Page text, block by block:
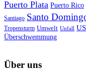
Puerto Plata Puerto Rico
Santiago Santo
Tropensturm Umwelt Unfall
Überschwemmung
Über uns